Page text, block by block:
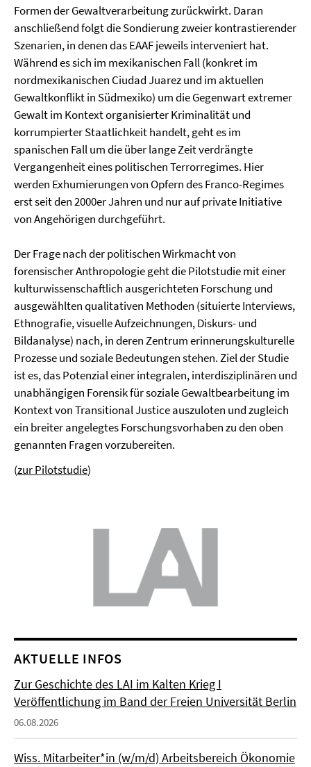
Formen der Gewaltverarbeitung zurückwirkt. Daran
anschließend folgt die Sondierung zweier kontrastierender
Szenarien, in denen das EAAF jeweils interveniert hat.
Während es sich im mexikanischen Fall (konkret im
nordmexikanischen Ciudad Juarez und im aktuellen
Gewaltkonflikt in Südmexiko) um die Gegenwart extremer
Gewalt im Kontext organisierter Kriminalität und
korrumpierter Staatlichkeit handelt, geht es im
spanischen Fall um die über lange Zeit verdrängte
Vergangenheit eines politischen Terrorregimes. Hier
werden Exhumierungen von Opfern des Franco-Regimes
erst seit den 2000er Jahren und nur auf private Initiative
von Angehörigen durchgeführt.
Der Frage nach der politischen Wirkmacht von
forensischer Anthropologie geht die Pilotstudie mit einer
kulturwissenschaftlich ausgerichteten Forschung und
ausgewählten qualitativen Methoden (situierte Interviews,
Ethnografie, visuelle Aufzeichnungen, Diskurs- und
Bildanalyse) nach, in deren Zentrum erinnerungskulturelle
Prozesse und soziale Bedeutungen stehen. Ziel der Studie
ist es, das Potenzial einer integralen, interdisziplinären und
unabhängigen Forensik für soziale Gewaltbearbeitung im
Kontext von Transitional Justice auszuloten und zugleich
ein breiter angelegtes Forschungsvorhaben zu den oben
genannten Fragen vorzubereiten.
(zur Pilotstudie)
AKTUELLE INFOS
Zur Geschichte des LAI im Kalten Krieg I
Veröffentlichung im Band der Freien Universität Berlin
06.08.2026
Wiss. Mitarbeiter*in (w/m/d) Arbeitsbereich Ökonomie